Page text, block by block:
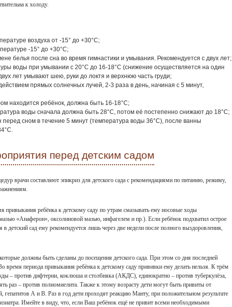
к холоду.
воздуха от -15° до +30°С;
-15° до +30°С;
белья после сна во время гимнастики и умывания. Рекомендуется с двух лет;
воды при умывании с 20°С до 16-18°С (снижение осуществляется на один
лет умывают шею, руки до локтя и верхнюю часть груди;
прямых солнечных лучей, 2-3 раза в день, начиная с 5 минут,
находится ребёнок, должна быть 16-18°С;
воды сначала должна быть 28°С, потом её постепенно снижают до 18°С;
сном в течение 5 минут (температура воды 36°С), после ванны
перед детским садом
врачи составляют эпикриз для детского сада с рекомендациями по питанию, режиму,
привыкания ребёнка к детскому саду по утрам смазывать ему носовые ходы
«Анаферон», оксолиновой мазью, инфагелем и пр.). Если ребёнок подхватил острое
в детский сад ему рекомендуется лишь через две недели после полного выздоровления,
должны быть сделаны до посещения детского сада. При этом со дня последней
время периода привыкания ребёнка к детскому саду прививки ему делать нельзя. К трём
– против дифтерии, коклюша и столбняка (АКДС), единократно – против туберкулёза,
раз – против полиомиелита. Также к этому возрасту дети могут быть привиты от
А и В. Раз в год дети проходят реакцию Манту, при положительном результате
Имейте в виду, что, если Ваш ребёнок ещё не привит всеми необходимыми